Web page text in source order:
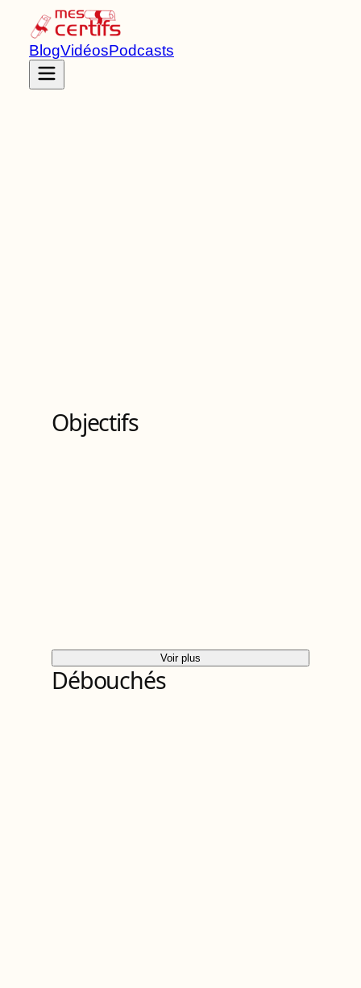
BlogVidéosPodcasts
Objectifs
Voir plus
Débouchés